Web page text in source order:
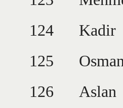
124
Kadir
125
126
Aslan